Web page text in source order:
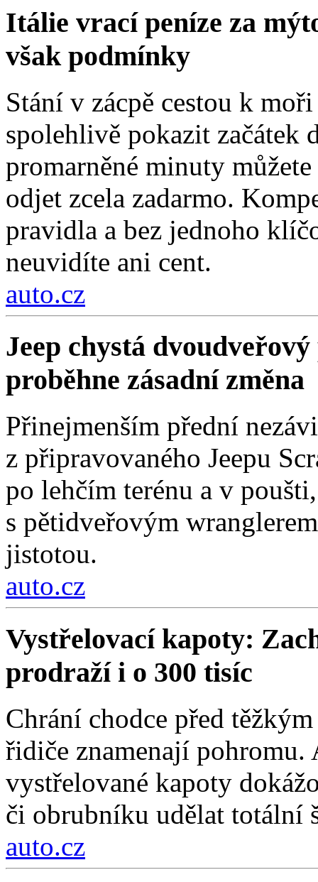
Itálie vrací peníze za
však podmínky
Stání v zácpě cestou k
spolehlivě pokazit začátek
promarněné minuty
odjet zcela zadarmo.
pravidla a bez jednoho
neuvidíte ani cent.
auto.cz
Jeep chystá
proběhne zásadní změna
Přinejmenším přední
z připravovaného Jeepu
po lehčím terénu a v
s pětidveřovým
jistotou.
auto.cz
Vystřelovací kapoty:
prodraží i o 300 tisíc
Chrání chodce před
řidiče znamenají
vystřelované kapoty
či obrubníku udělat totální
auto.cz